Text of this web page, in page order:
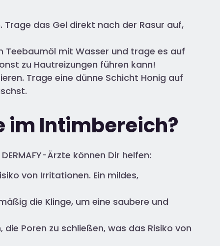
das Gel direkt nach der Rasur auf,
Teebaumöl mit Wasser und trage es auf
zu Hautreizungen führen kann!
Trage eine dünne Schicht Honig auf
im Intimbereich?
Ärzte können Dir helfen:
von Irritationen. Ein mildes,
die Klinge, um eine saubere und
Poren zu schließen, was das Risiko von